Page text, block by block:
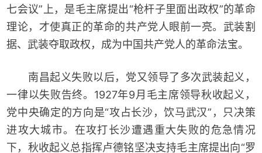
七会议”上，是毛主席提出“枪杆子里面出政权”的革命
理论，才使真正的革命的共产党人眼前一亮。武装割
据、武装夺取政权，成为中国共产党人的革命法宝。
南昌起义失败以后，党又领导了多次武装起义，
一律以失败告终。1927年9月毛主席领导秋收起义，
党中央确定的方向是“攻占长沙，饮马武汉”，只决策
进攻大城市。在攻打长沙遭遇重大失败的危急情况
下，秋收起义总指挥卢德铭坚决支持毛主席提出向“罗